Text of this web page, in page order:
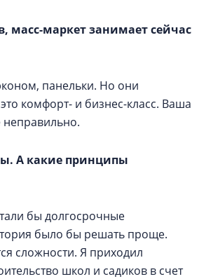
масс-маркет занимает сейчас
панельки. Но они
комфорт- и бизнес-класс. Ваша
неправильно.
А какие принципы
бы долгосрочные
было бы решать проще.
сложности. Я приходил
школ и садиков в счет